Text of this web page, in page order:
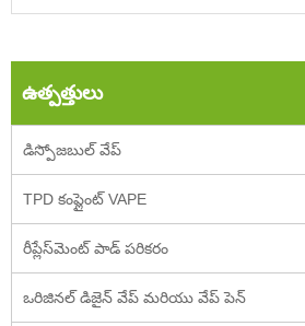
ఉత్పత్తులు
డిస్పోజబుల్ వేప్
TPD కంప్లైంట్ VAPE
రీప్లేస్‌మెంట్ పాడ్ పరికరం
ఒరిజినల్ డిజైన్ వేప్ మరియు వేప్ పెన్